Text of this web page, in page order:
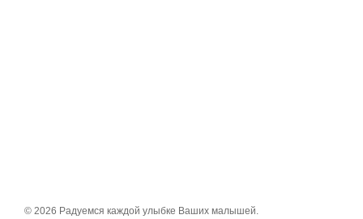
© 2026 Радуемся каждой улыбке Ваших малышей.